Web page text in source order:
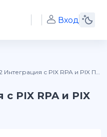
Вход
2.2 Интеграция с PIX RPA и PIX Процессы
с PIX RPA и PIX